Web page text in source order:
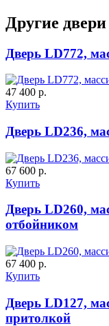
Другие двери
Дверь LD772,
47 400 р.
Купить
Дверь LD236,
67 600 р.
Купить
Дверь LD260,
отбойником
67 400 р.
Купить
Дверь LD127,
притолкой